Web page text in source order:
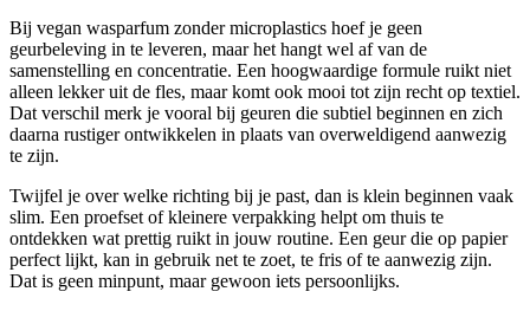
Bij vegan wasparfum zonder microplastics hoef je geen
geurbeleving in te leveren, maar het hangt wel af van de
samenstelling en concentratie. Een hoogwaardige formule ruikt niet
alleen lekker uit de fles, maar komt ook mooi tot zijn recht op textiel.
Dat verschil merk je vooral bij geuren die subtiel beginnen en zich
daarna rustiger ontwikkelen in plaats van overweldigend aanwezig
te zijn.
Twijfel je over welke richting bij je past, dan is klein beginnen vaak
slim. Een proefset of kleinere verpakking helpt om thuis te
ontdekken wat prettig ruikt in jouw routine. Een geur die op papier
perfect lijkt, kan in gebruik net te zoet, te fris of te aanwezig zijn.
Dat is geen minpunt, maar gewoon iets persoonlijks.